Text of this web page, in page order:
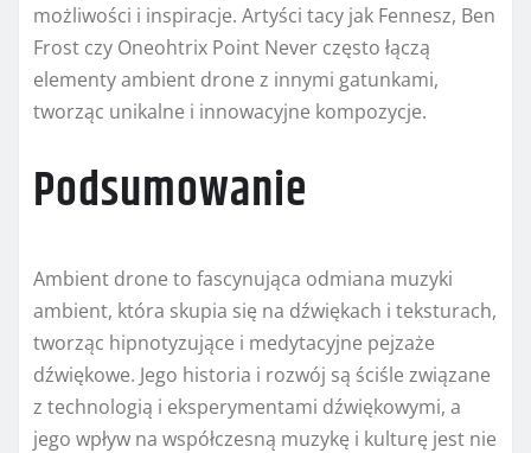
możliwości i inspiracje. Artyści tacy jak Fennesz, Ben
Frost czy Oneohtrix Point Never często łączą
elementy ambient drone z innymi gatunkami,
tworząc unikalne i innowacyjne kompozycje.
Podsumowanie
Ambient drone to fascynująca odmiana muzyki
ambient, która skupia się na dźwiękach i teksturach,
tworząc hipnotyzujące i medytacyjne pejzaże
dźwiękowe. Jego historia i rozwój są ściśle związane
z technologią i eksperymentami dźwiękowymi, a
jego wpływ na współczesną muzykę i kulturę jest nie